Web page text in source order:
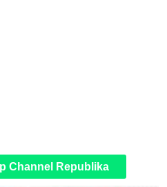
Channel Republika